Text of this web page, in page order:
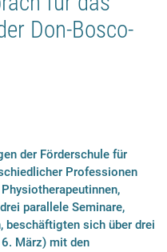
Don-Bosco-
der Förderschule für
Professionen
parallele Seminare,
beschäftigten sich über drei
März) mit den